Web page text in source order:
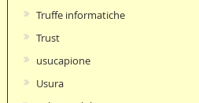
Truffe informatiche
Trust
usucapione
Usura